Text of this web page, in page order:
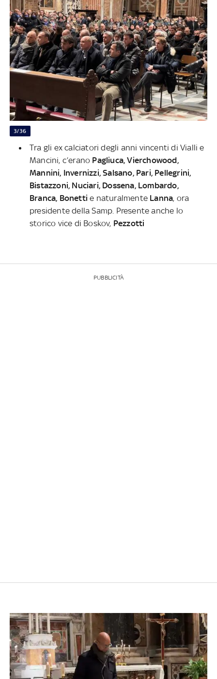
3/36
Tra gli ex calciatori degli anni vincenti di Vialli e
Mancini, c’erano Pagliuca, Vierchowood,
Mannini, Invernizzi, Salsano, Pari, Pellegrini,
Bistazzoni, Nuciari, Dossena, Lombardo,
Branca, Bonetti e naturalmente Lanna, ora
presidente della Samp. Presente anche lo
storico vice di Boskov, Pezzotti
PUBBLICITÀ